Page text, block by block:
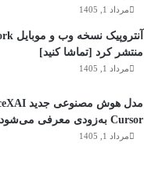
مرداد 1, 1405
منتشر کرد [تماشا کنید]
مرداد 1, 1405
Cursor به‌زودی معرفی می‌شود
مرداد 1, 1405